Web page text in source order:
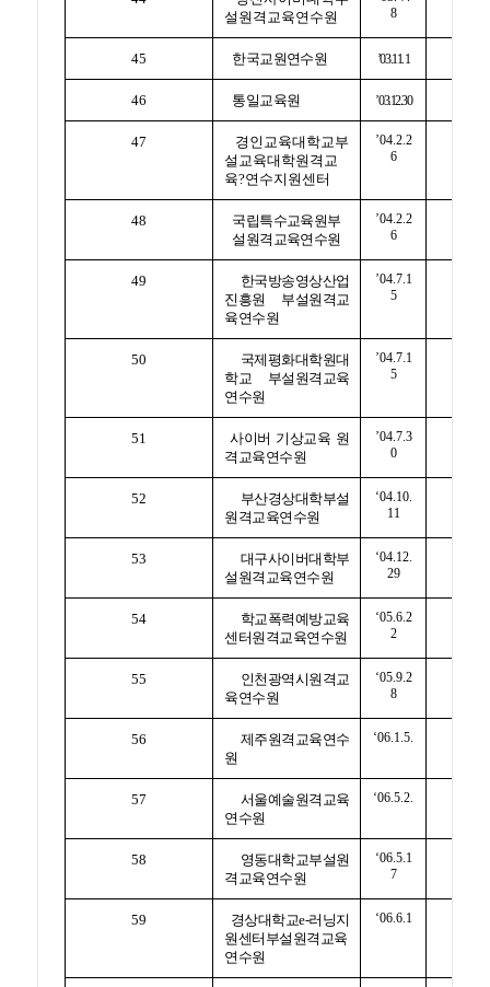
설원격교육연수원
8
45 한국교원연수원 ’03.11. 1
46 통일교육원 ’03.12.30
47
경인교육대학교부
설교육대학원격교
육?연수지원센터
’04.2.2
6
48
국립특수교육원부
설원격교육연수원
’04.2.2
6
49
한국방송영상산업
진흥원 부설원격교
육연수원
’04.7.1
5
50
국제평화대학원대
학교 부설원격교육
연수원
’04.7.1
5
51
사이버 기상교육 원
격교육연수원
’04.7.3
0
52
부산경상대학부설
원격교육연수원
‘04.10.
11
53
대구사이버대학부
설원격교육연수원
‘04.12.
29
54
학교폭력예방교육
센터원격교육연수원
‘05.6.2
2
55
인천광역시원격교
육연수원
‘05.9.2
8
56
제주원격교육연수
원
‘06.1.5.
57
서울예술원격교육
연수원
‘06.5.2.
58
영동대학교부설원
격교육연수원
‘06.5.1
7
59
경상대학교e-러닝지
원센터부설원격교육
연수원
‘06.6.1